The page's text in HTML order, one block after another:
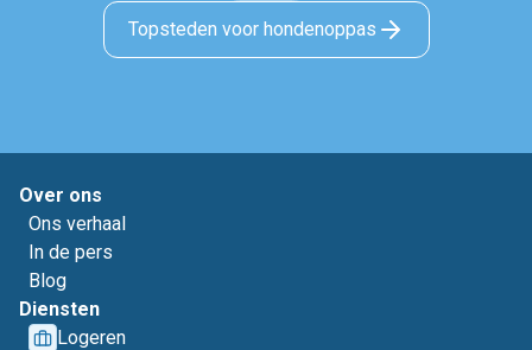
Topsteden voor hondenoppas
Over ons
Ons verhaal
In de pers
Blog
Diensten
Logeren